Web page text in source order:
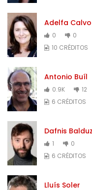
Adelfa Calvo
0
0
10 CRÉDITOS
Antonio Buíl
0.9K
12
6 CRÉDITOS
Dafnis Balduz
1
0
6 CRÉDITOS
Lluís Soler